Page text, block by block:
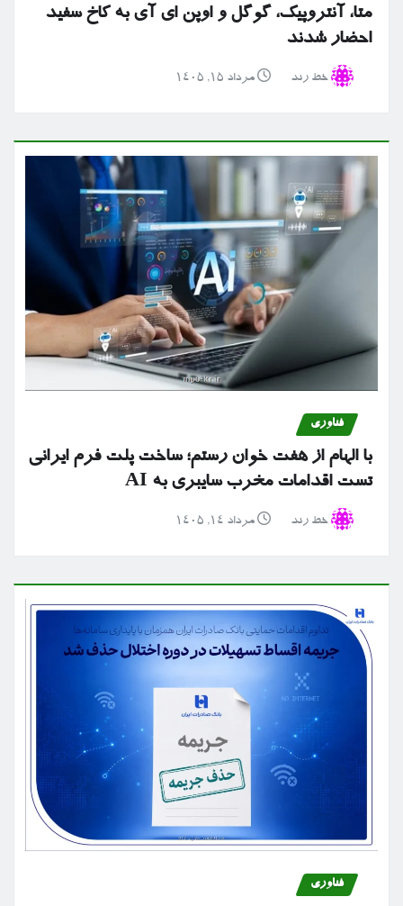
متا، آنتروپیک، گوگل و اوپن ای آی به کاخ سفید
احضار شدند
خط رند مرداد ۱۵, ۱۴۰۵
فناوری
با الهام از هفت خوان رستم؛ ساخت پلت فرم ایرانی
تست اقدامات مخرب سایبری به AI
خط رند مرداد ۱۴, ۱۴۰۵
فناوری